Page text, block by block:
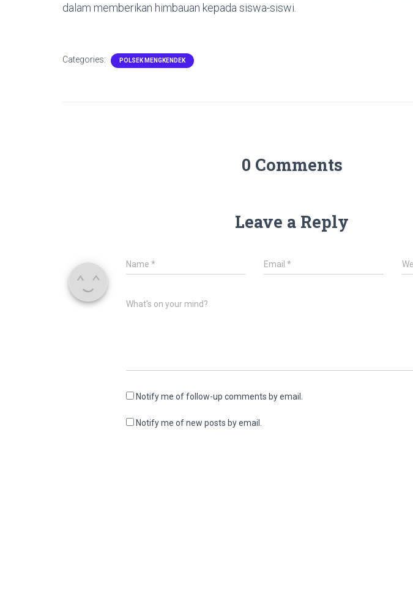
dalam memberikan himbauan kepada siswa-siswi.
Categories: POLSEK MENGKENDEK
0 Comments
Leave a Reply
Name * Email*
What's on your mind?
Notify me of follow-up comments by email.
Notify me of new posts by email.